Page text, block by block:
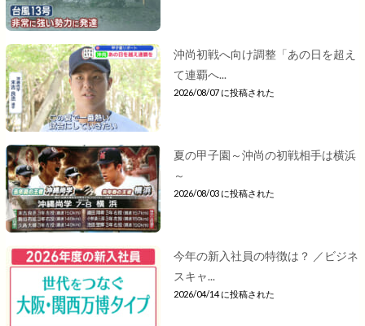
沖尚初戦へ向け調整「あの日を超え
て連覇へ...
2026/08/07 に投稿された
夏の甲子園～沖尚の初戦相手は横浜
～
2026/08/03 に投稿された
今年の新入社員の特徴は？ ／ビジネ
スキャ...
2026/04/14 に投稿された